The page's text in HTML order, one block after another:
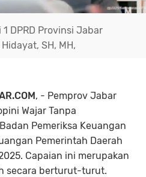
DPRD Provinsi Jabar
SH, MH,
, - Pemprov Jabar
Wajar Tanpa
Pemeriksa Keuangan
Pemerintah Daerah
Capaian ini merupakan
secara berturut-turut.